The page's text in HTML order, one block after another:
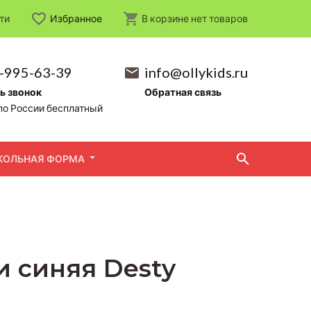
995-63-39
звонок
России бесплатный
info@ollykids.ru
Обратная связь
ФОРМА
Избранное В корзине неттоваров
синяя Desty